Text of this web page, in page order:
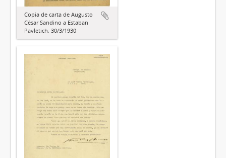
Copia de carta de Augusto
César Sandino a Estaban
Pavletich, 30/3/1930